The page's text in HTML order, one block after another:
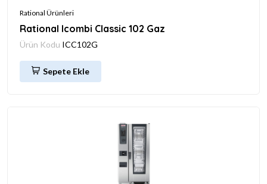
Rational Ürünleri
Rational Icombi Classic 102 Gaz
Ürün Kodu ICC102G
Sepete Ekle